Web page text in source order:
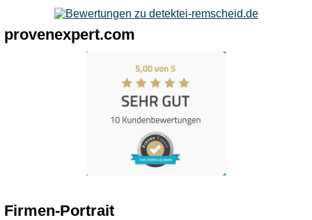
provenexpert.com
Firmen-Portrait